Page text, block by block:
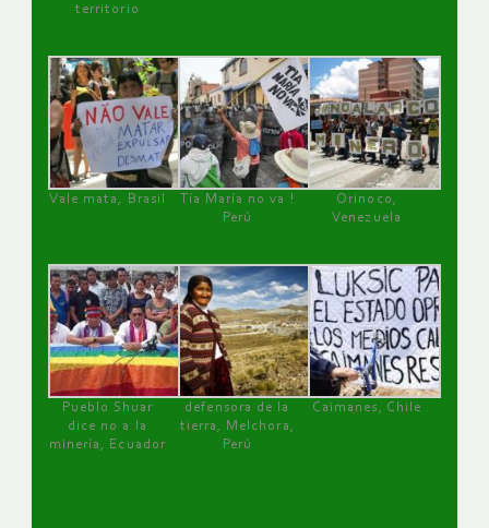
territorio
Vale mata, Brasil
Tía María no va !
Perú
Orinoco,
Venezuela
Pueblo Shuar
dice no a la
minería, Ecuador
defensora de la
tierra, Melchora,
Perú
Caimanes, Chile